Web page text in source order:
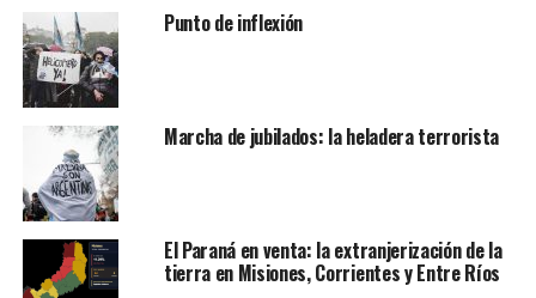
Punto de inflexión
Marcha de jubilados: la heladera terrorista
El Paraná en venta: la extranjerización de la
tierra en Misiones, Corrientes y Entre Ríos